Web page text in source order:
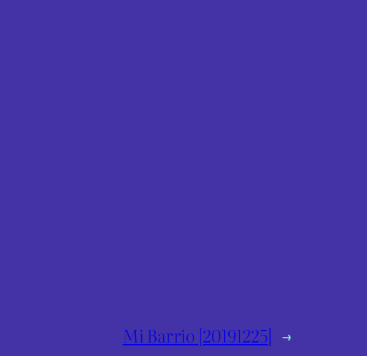
Mi Barrio [20191225] →